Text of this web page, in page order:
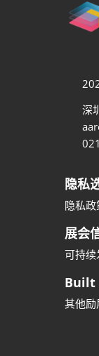
深
隐私
隐私政
展会
可持续
Built
其他